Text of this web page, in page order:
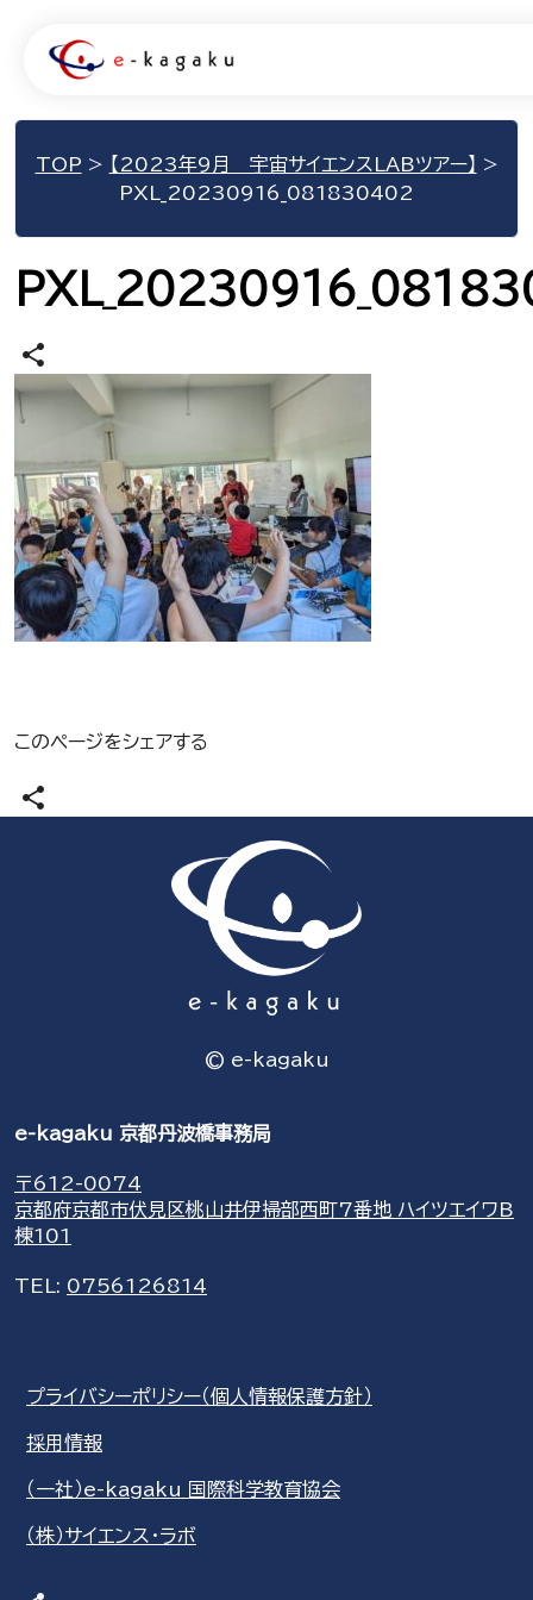
TOP > 【2023年9月 宇宙サイエンスLABツアー】
>
PXL_20230916_081830402
share
このページをシェアする
share
© e-kagaku
e-kagaku 京都丹波橋事務局
〒612-0074
京都府京都市伏見区桃山井伊掃部西町7番地 ハイツエイワB
棟101
TEL: 0756126814
プライバシーポリシー（個人情報保護方針）
採用情報
（一社）e-kagaku 国際科学教育協会
（株）サイエンス・ラボ